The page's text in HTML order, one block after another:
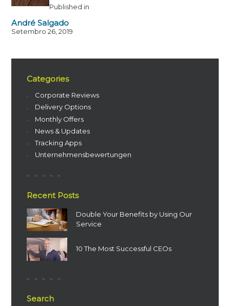
Published in
André Salgado
Setembro 26, 2019
Categories
Corporate Reviews
Delivery Options
Monthly Offers
News & Updates
Tracking Apps
Unternehmensbewertungen
Recent Posts
Double Your Benefits by Using Our
Service
10 The Most Successful CEOs
Search